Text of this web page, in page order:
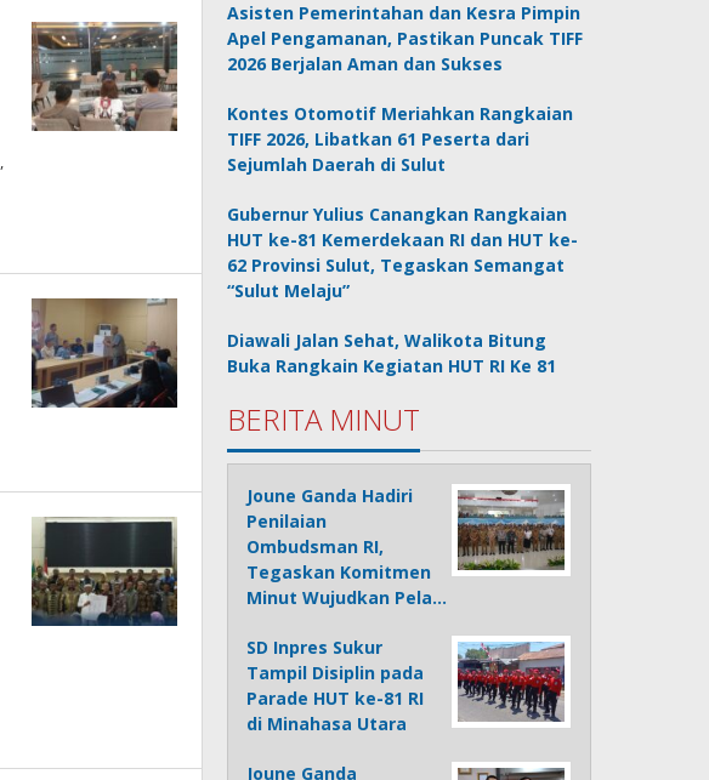
Asisten Pemerintahan dan Kesra Pimpin
Apel Pengamanan, Pastikan Puncak TIFF
2026 Berjalan Aman dan Sukses
Kontes Otomotif Meriahkan Rangkaian
TIFF 2026, Libatkan 61 Peserta dari
Sejumlah Daerah di Sulut
Gubernur Yulius Canangkan Rangkaian
HUT ke-81 Kemerdekaan RI dan HUT ke-
62 Provinsi Sulut, Tegaskan Semangat
“Sulut Melaju”
Diawali Jalan Sehat, Walikota Bitung
Buka Rangkain Kegiatan HUT RI Ke 81
BERITA MINUT
Joune Ganda Hadiri
Penilaian
Ombudsman RI,
Tegaskan Komitmen
Minut Wujudkan Pela…
SD Inpres Sukur
Tampil Disiplin pada
Parade HUT ke-81 RI
di Minahasa Utara
Joune Ganda